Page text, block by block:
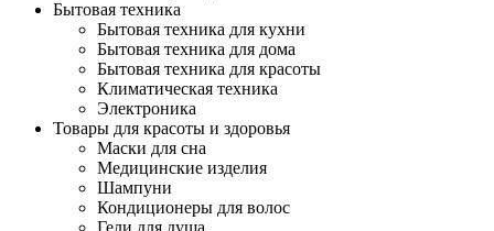
Бытовая техника
Бытовая техника для кухни
Бытовая техника для дома
Бытовая техника для красоты
Климатическая техника
Электроника
Товары для красоты и здоровья
Маски для сна
Медицинские изделия
Шампуни
Кондиционеры для волос
Гели для душа